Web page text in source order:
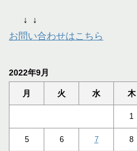
↓
↓
お問い合わせはこちら
2022年9月
月 火 水 木
1
5 6 7 8